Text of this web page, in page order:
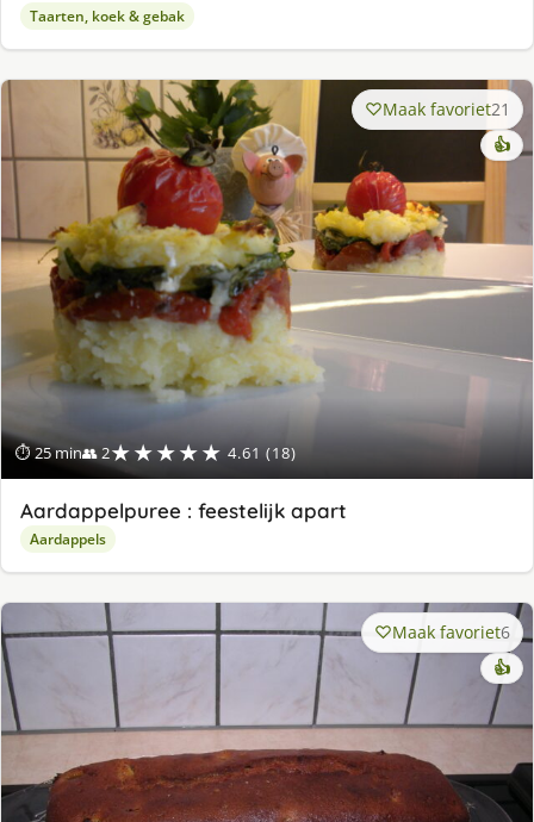
Taarten, koek & gebak
⏱ 25 min👥 2★★★★★ 4.61 (18)
Maak favoriet21
👍
Aardappelpuree : feestelijk apart
Aardappels
Maak favoriet6
👍